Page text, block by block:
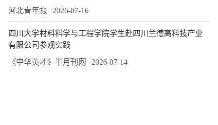
河北青年报 2026-07-16
四川大学材料科学与工程学院学生赴四川兰德高科技产业
有限公司参观实践
《中华英才》半月刊网 2026-07-14